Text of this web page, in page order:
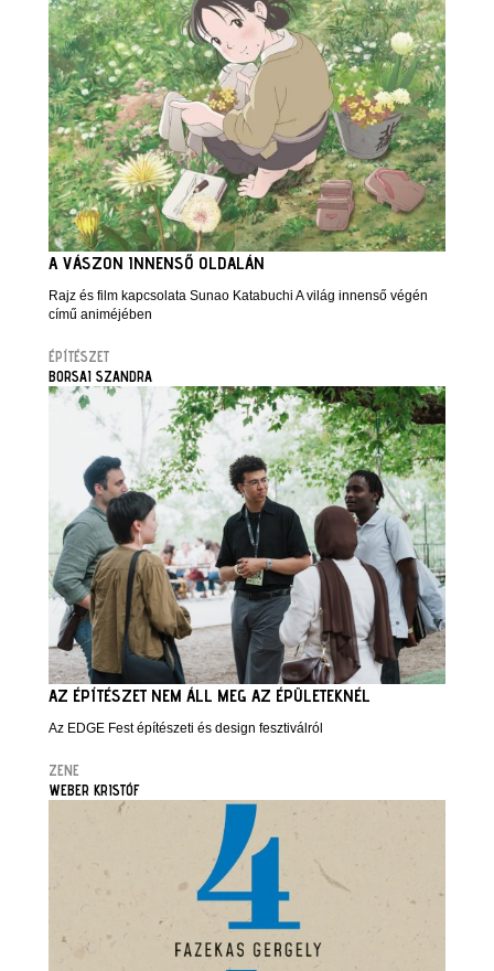
A VÁSZON INNENSŐ OLDALÁN
Rajz és film kapcsolata Sunao Katabuchi A világ innenső végén
című animéjében
ÉPÍTÉSZET
BORSAI SZANDRA
AZ ÉPÍTÉSZET NEM ÁLL MEG AZ ÉPÜLETEKNÉL
Az EDGE Fest építészeti és design fesztiválról
ZENE
WEBER KRISTÓF